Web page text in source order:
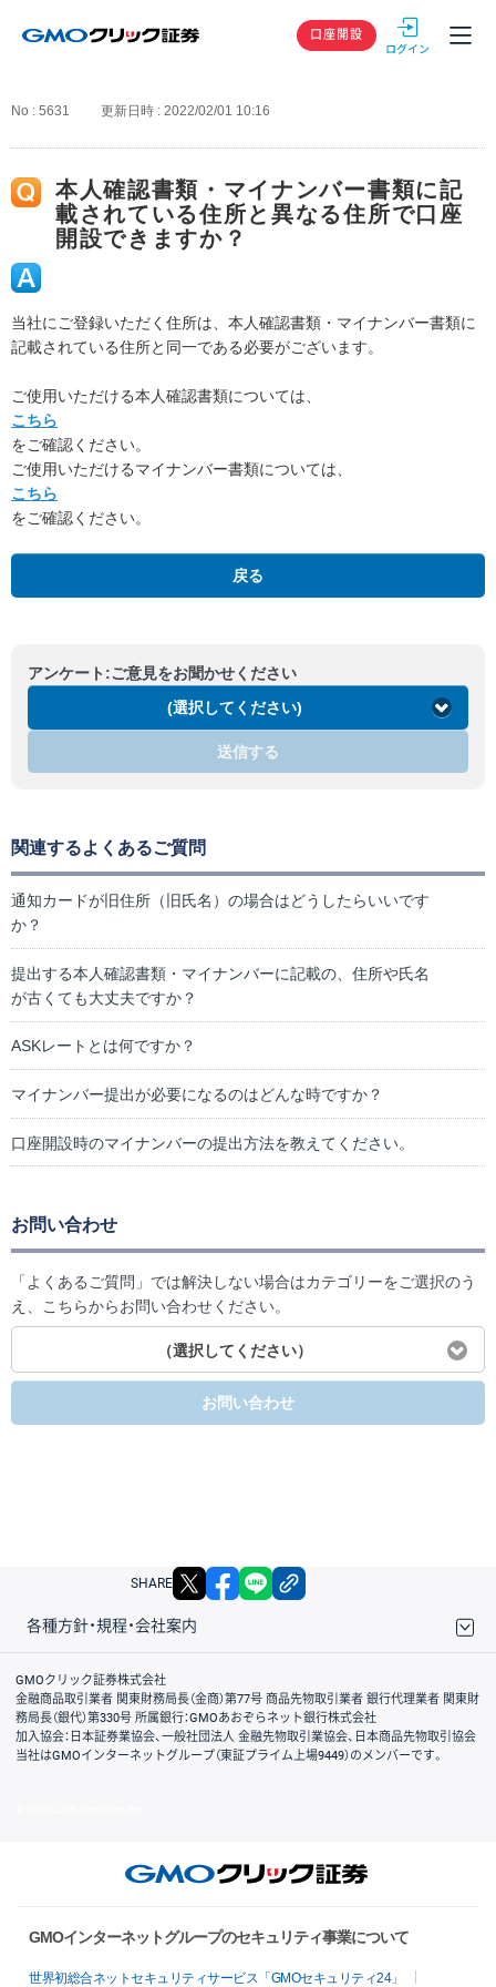
GMOクリック
口座開設
No : 5631 更新日時 : 2022/02/01 10:16
本人確認書類・マイナンバー書類に記
載されている住所と異なる住所で口座
開設できますか？
当社にご登録いただく住所は、本人確認書類・マイナンバー書類に
記載されている住所と同一である必要がございます。
ご使用いただける本人確認書類については、
こちら
をご確認ください。
ご使用いただけるマイナンバー書類については、
こちら
をご確認ください。
戻る
アンケート:ご意見をお聞かせください
(選択してください)
送信する
関連するよくあるご質問
通知カードが旧住所（旧氏名）の場合はどうしたらいいです
か？
提出する本人確認書類・マイナンバーに記載の、住所や氏名
が古くても大丈夫ですか？
ASKレートとは何ですか？
マイナンバー提出が必要になるのはどんな時ですか？
口座開設時のマイナンバーの提出方法を教えてください。
お問い合わせ
「よくあるご質問」では解決しない場合はカテゴリーをご選択のう
え、こちらからお問い合わせください。
（選択してください）
お問い合わせ
SHARE X facebook
各種方針・規程・会社案内
取引規程・約款
サイトマップ
その他のご案内
個人情報保護方針
最良執行方針
サイトのご利用について
ディスクレイマー
信託保全
リスク説明
会社案内
GMOクリック証券株式会社
金融商品取引業者 関東財務局長（金商）第77号 商品先物取引業者 銀行代理業者 関東財
務局長（銀代）第330号 所属銀行：GMOあおぞらネット銀行株式会社
加入協会：日本証券業協会、一般社団法人 金融先物取引業協会、日本商品先物取引協会
当社はGMOインターネットグループ（東証プライム上場9449）のメンバーです。
GMOインターネットグループのセキュリティ事業について
世界初総合ネットセキュリティサービス「GMOセキュリティ24」